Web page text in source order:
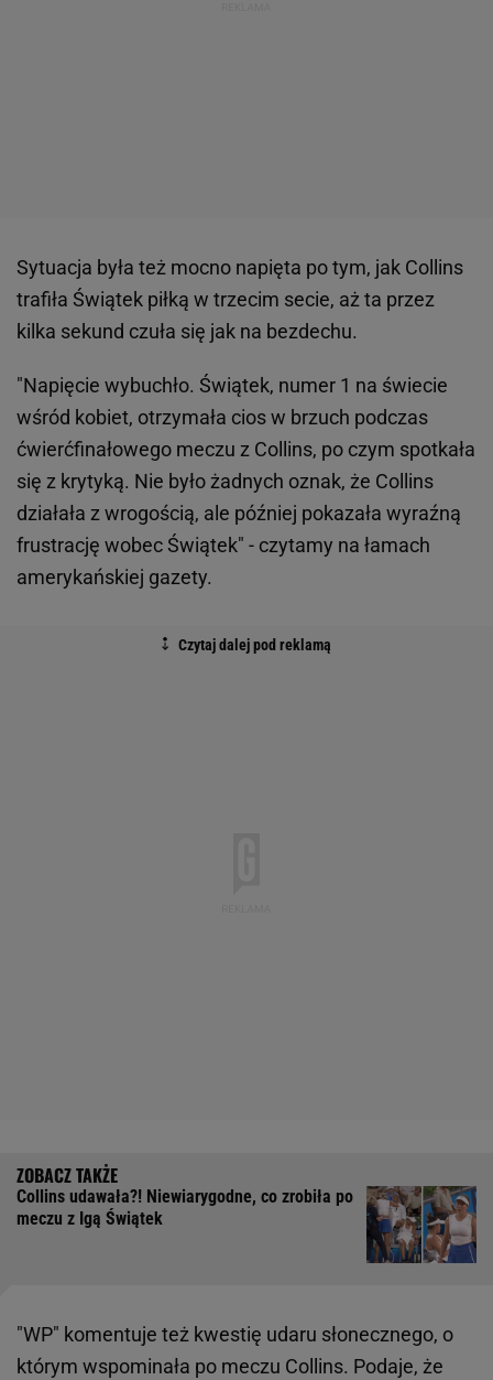
Sytuacja była też mocno napięta po tym, jak Collins
trafiła Świątek piłką w trzecim secie, aż ta przez
kilka sekund czuła się jak na bezdechu.
"Napięcie wybuchło. Świątek, numer 1 na świecie
wśród kobiet, otrzymała cios w brzuch podczas
ćwierćfinałowego meczu z Collins, po czym spotkała
się z krytyką. Nie było żadnych oznak, że Collins
działała z wrogością, ale później pokazała wyraźną
frustrację wobec Świątek" - czytamy na łamach
amerykańskiej gazety.
Collins udawała?! Niewiarygodne, co zrobiła po
meczu z Igą Świątek
"WP" komentuje też kwestię udaru słonecznego, o
którym wspominała po meczu Collins. Podaje, że